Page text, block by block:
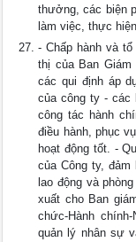
thưởng, các biện
làm việc, thực
- Chấp hành và
thị của Ban
các qui định áp
của công ty - các
công tác hành
điều hành, phục
hoạt động tốt. -
của Công ty,
lao động và
xuất cho Ban
chức-Hành
quản lý nhân sự